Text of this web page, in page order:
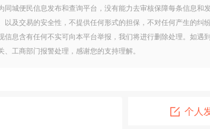
同城便民信息发布和查询平台，没有能力去审核保障每条信息和
以及交易的安全性，不提供任何形式的担保，不对任何产生的纠
信息含有任何不实可向本平台举报，我们将进行删除处理。如遇
、工商部门报警处理，感谢您的支持理解。
个人